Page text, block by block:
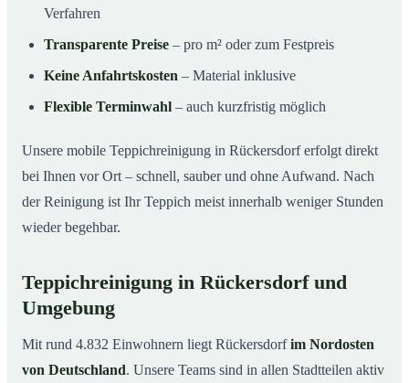
Verfahren
Transparente Preise – pro m² oder zum Festpreis
Keine Anfahrtskosten – Material inklusive
Flexible Terminwahl – auch kurzfristig möglich
Unsere mobile Teppichreinigung in Rückersdorf erfolgt direkt
bei Ihnen vor Ort – schnell, sauber und ohne Aufwand. Nach
der Reinigung ist Ihr Teppich meist innerhalb weniger Stunden
wieder begehbar.
Teppichreinigung in Rückersdorf und
Umgebung
Mit rund 4.832 Einwohnern liegt Rückersdorfim Nordosten
von Deutschland. Unsere Teams sind in allen Stadtteilen aktiv